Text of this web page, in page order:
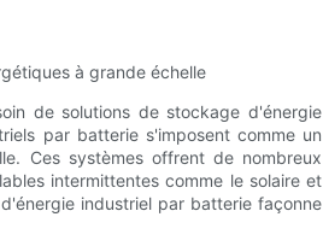
à grande échelle
de solutions de stockage d'énergie
par batterie s'imposent comme un
Ces systèmes offrent de nombreux
intermittentes comme le solaire et
industriel par batterie façonne